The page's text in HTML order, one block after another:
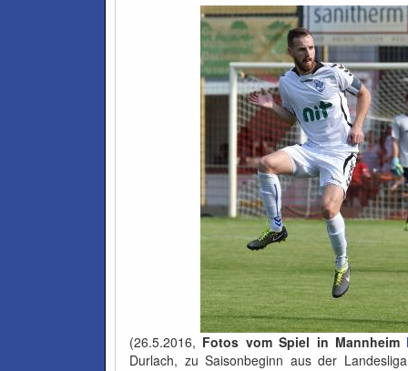
(26.5.2016, Fotos vom Spiel in Mannheim
Durlach, zu Saisonbeginn aus der